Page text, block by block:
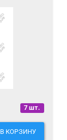
7 шт.
В КОРЗИНУ